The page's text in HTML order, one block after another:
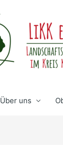
Über uns